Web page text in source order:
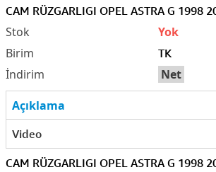
CAM RÜZGARLIGI OPEL ASTRA G 1998
TK
Net
Yok
Açıklama
Video
CAM RÜZGARLIGI OPEL ASTRA G 1998